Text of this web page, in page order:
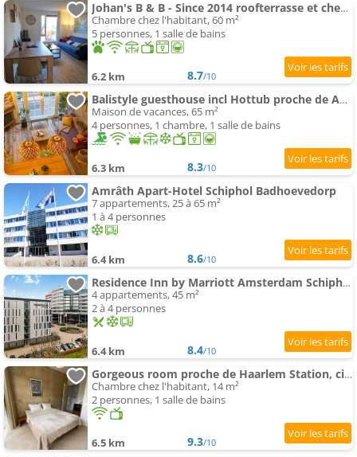
Johan's B & B - Since 2014 roofterrasse et cheap parking
Chambre chez l'habitant, 60 m²
5 personnes, 1 salle de bains
6.2 km 8.7/10
Balistyle guesthouse incl Hottub proche de Amsterdam et Haarlem
Maison de vacances, 65 m²
4 personnes, 1 chambre, 1 salle de bains
6.3 km 8.3/10
Amrâth Apart-Hotel Schiphol Badhoevedorp
7 appartements, 25 à 65 m²
1 à 4 personnes
6.4 km 8.6/10
Residence Inn by Marriott Amsterdam Schiphol Airport
4 appartements, 45 m²
2 à 4 personnes
6.4 km 8.4/10
Gorgeous room proche de Haarlem Station, city center
Chambre chez l'habitant, 14 m²
2 personnes, 1 salle de bains
6.5 km 9.3/10